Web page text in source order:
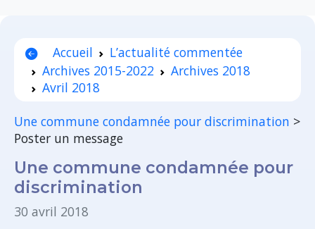
Accueil
L’actualité commentée
Archives 2015-2022
Archives 2018
Avril 2018
Une commune condamnée pour discrimination >
Poster un message
Une commune condamnée pour
discrimination
30 avril 2018